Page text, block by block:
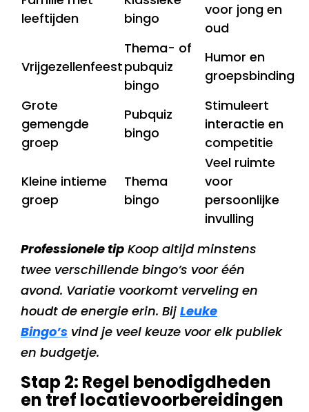
leeftijden
bingo
voor jong en
oud
Vrijgezellenfeest
Thema- of
pubquiz
bingo
Humor en
groepsbinding
Grote
gemengde
groep
Pubquiz
bingo
Stimuleert
interactie en
competitie
Kleine intieme
groep
Thema
bingo
Veel ruimte
voor
persoonlijke
invulling
Professionele tip Koop altijd minstens
twee verschillende bingo’s voor één
avond. Variatie voorkomt verveling en
houdt de energie erin. Bij Leuke
Bingo’s vind je veel keuze voor elk publiek
en budgetje.
Stap 2: Regel benodigdheden
en tref locatievoorbereidingen